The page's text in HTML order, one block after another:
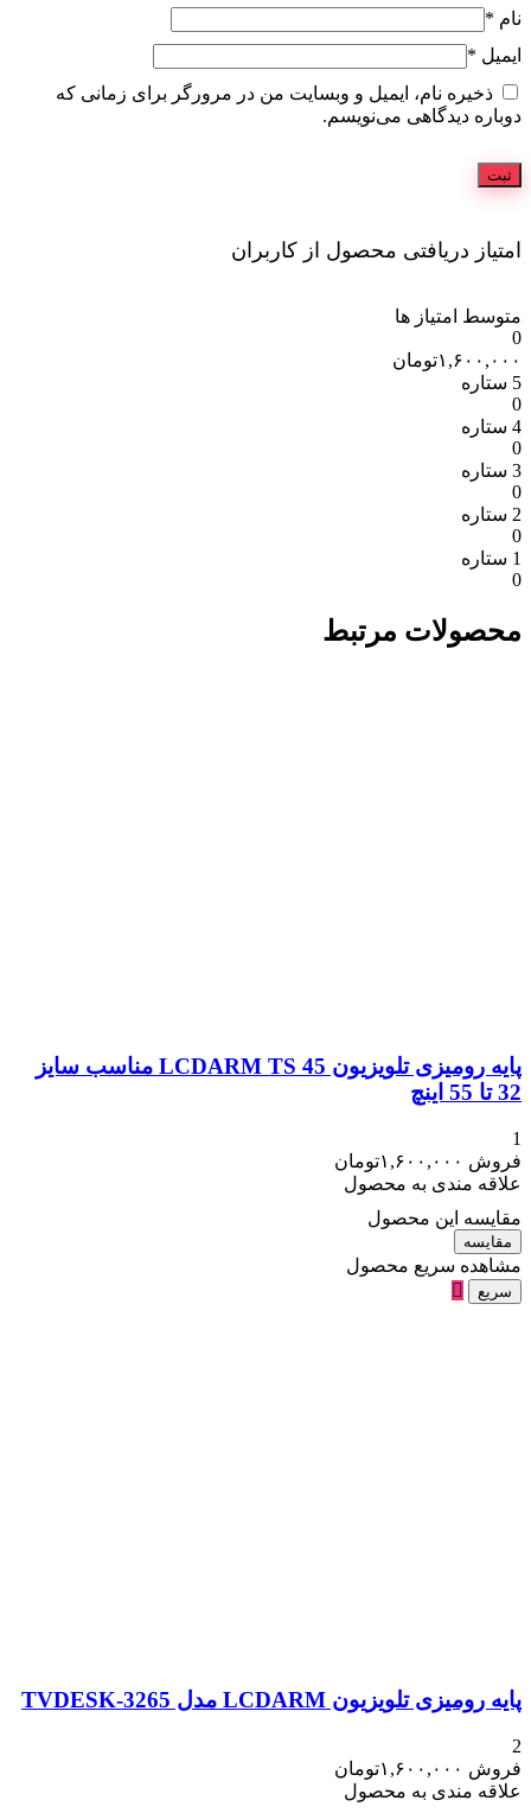
نام *
ایمیل *
ذخیره نام، ایمیل و وبسایت من در مرورگر برای زمانی که
دوباره دیدگاهی می‌نویسم.
امتیاز دریافتی محصول از کاربران
متوسط امتیاز ها
0
۱,۶۰۰,۰۰۰تومان
5 ستاره
0
4 ستاره
0
3 ستاره
0
2 ستاره
0
1 ستاره
0
محصولات مرتبط
پایه رومیزی تلویزیون LCDARM TS 45 مناسب سایز
32 تا 55 اینچ
1
فروش ۱,۶۰۰,۰۰۰تومان
علاقه مندی به محصول
مقایسه این محصول
مقایسه
مشاهده سریع محصول
سریع
پایه رومیزی تلویزیون LCDARM مدل TVDESK-3265
2
فروش ۱,۶۰۰,۰۰۰تومان
علاقه مندی به محصول